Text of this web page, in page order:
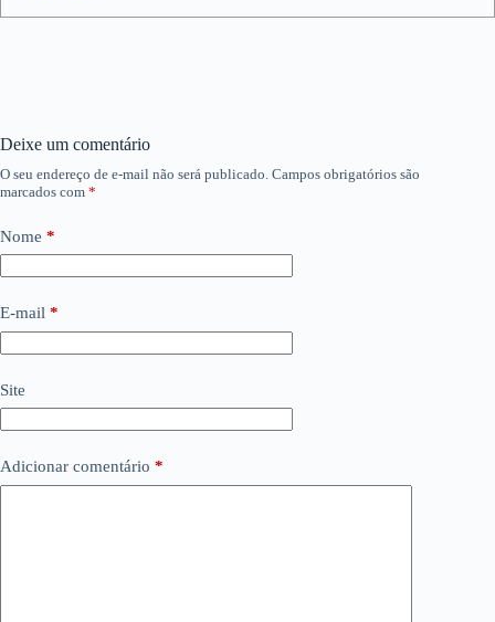
Deixe um comentário
O seu endereço de e-mail não será publicado. Campos obrigatórios são
marcados com *
Nome *
E-mail *
Site
Adicionar comentário *